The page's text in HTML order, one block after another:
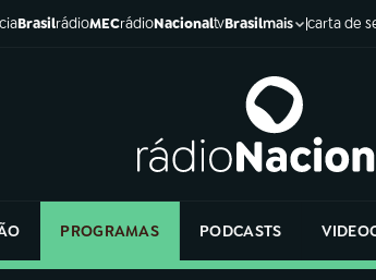
BrasilrádioMECrádioNacionaltvBrasilmais carta de
PROGRAMAS PODCASTS